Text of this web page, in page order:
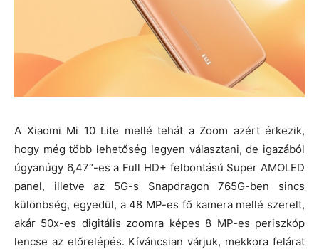
A Xiaomi Mi 10 Lite mellé tehát a Zoom azért érkezik,
hogy még több lehetőség legyen választani, de igazából
úgyanúgy 6,47″-es a Full HD+ felbontású Super AMOLED
panel, illetve az 5G-s Snapdragon 765G-ben sincs
különbség, egyedül, a 48 MP-es fő kamera mellé szerelt,
akár 50x-es digitális zoomra képes 8 MP-es periszkóp
lencse az előrelépés. Kíváncsian várjuk, mekkora felárat